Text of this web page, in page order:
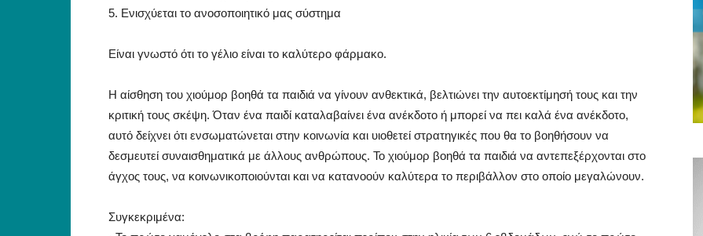
5. Ενισχύεται το ανοσοποιητικό μας σύστημα
Είναι γνωστό ότι το γέλιο είναι το καλύτερο φάρμακο.
Η αίσθηση του χιούμορ βοηθά τα παιδιά να γίνουν ανθεκτικά, βελτιώνει την αυτοεκτίμησή τους και την
κριτική τους σκέψη. Όταν ένα παιδί καταλαβαίνει ένα ανέκδοτο ή μπορεί να πει καλά ένα ανέκδοτο,
αυτό δείχνει ότι ενσωματώνεται στην κοινωνία και υιοθετεί στρατηγικές που θα το βοηθήσουν να
δεσμευτεί συναισθηματικά με άλλους ανθρώπους. Το χιούμορ βοηθά τα παιδιά να αντεπεξέρχονται στο
άγχος τους, να κοινωνικοποιούνται και να κατανοούν καλύτερα το περιβάλλον στο οποίο μεγαλώνουν.
Συγκεκριμένα: